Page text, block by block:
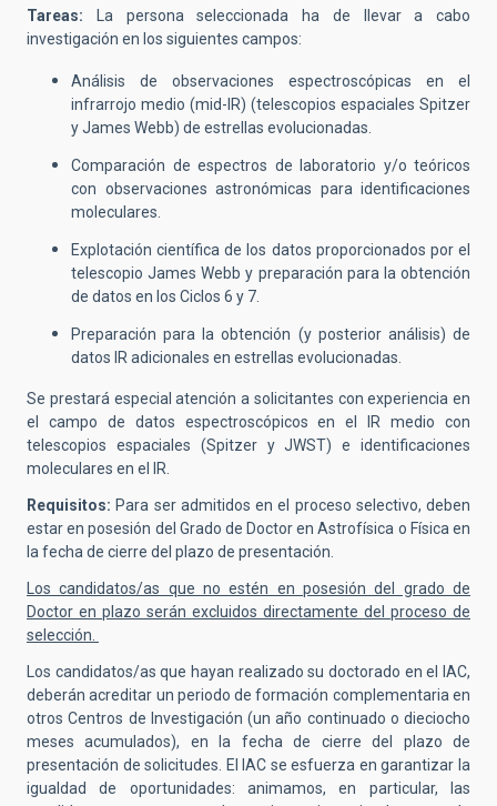
Tareas:
La persona seleccionada ha de llevar a cabo
investigación en los siguientes campos:
Análisis de observaciones espectroscópicas en el
infrarrojo medio (mid-IR) (telescopios espaciales Spitzer
y James Webb) de estrellas evolucionadas.
Comparación de espectros de laboratorio y/o teóricos
con observaciones astronómicas para identificaciones
moleculares.
Explotación científica de los datos proporcionados por el
telescopio James Webb y preparación para la obtención
de datos en los Ciclos 6 y 7.
Preparación para la obtención (y posterior análisis) de
datos IR adicionales en estrellas evolucionadas.
Se prestará especial atención a solicitantes con experiencia en
el campo de datos espectroscópicos en el IR medio con
telescopios espaciales (Spitzer y JWST) e identificaciones
moleculares en el IR.
Requisitos: Para ser admitidos en el proceso selectivo, deben
estar en posesión del Grado de Doctor en Astrofísica o Física en
la fecha de cierre del plazo de presentación.
Los candidatos/as que no estén en posesión del grado de
Doctor en plazo serán excluidos directamente del proceso de
selección.
Los candidatos/as que hayan realizado su doctorado en el IAC,
deberán acreditar un periodo de formación complementaria en
otros Centros de Investigación (un año continuado o dieciocho
meses acumulados), en la fecha de cierre del plazo de
presentación de solicitudes. El IAC se esfuerza en garantizar la
igualdad de oportunidades: animamos, en particular, las